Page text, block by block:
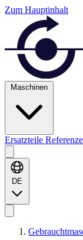
Zum Hauptinhalt
Maschinen
Ersatzteile
DE